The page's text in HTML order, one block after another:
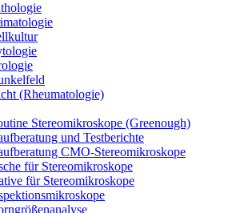
(Rheumatologie)
Stereomikroskope (Greenough)
und Testberichte
CMO-Stereomikroskope
für Stereomikroskope
für Stereomikroskope